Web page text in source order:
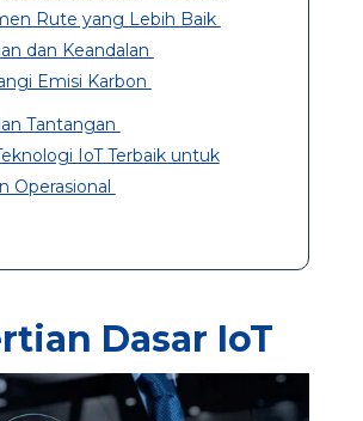
Rute yang Lebih Baik
dan Keandalan
Emisi Karbon
Tantangan
IoT Terbaik untuk
Operasional
Dasar IoT